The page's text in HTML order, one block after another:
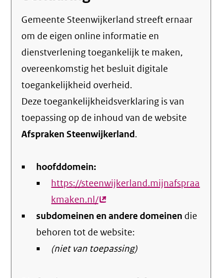
Gemeente Steenwijkerland streeft ernaar
om de eigen online informatie en
dienstverlening toegankelijk te maken,
overeenkomstig het besluit digitale
toegankelijkheid overheid.
Deze toegankelijkheidsverklaring is van
toepassing op de inhoud van de website
Afspraken Steenwijkerland.
hoofddomein:
https://steenwijkerland.mijnafspraa
kmaken.nl/(externe
link)
subdomeinen en andere domeinen die
behoren tot de website:
(niet van toepassing)